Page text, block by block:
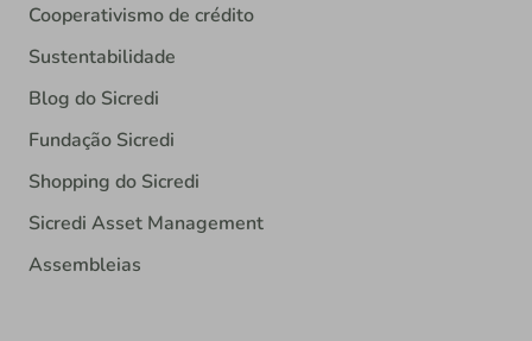
Cooperativismo de crédito
Sustentabilidade
Blog do Sicredi
Fundação Sicredi
Shopping do Sicredi
Sicredi Asset Management
Assembleias